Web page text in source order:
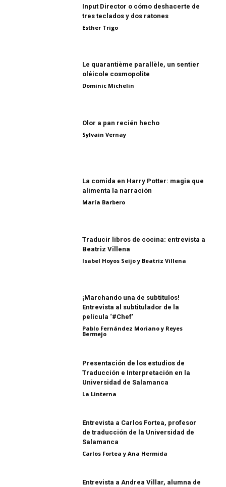
Input Director o cómo deshacerte de
tres teclados y dos ratones
Esther Trigo
Le quarantième parallèle, un sentier
oléicole cosmopolite
Dominic Michelin
Olor a pan recién hecho
Sylvain Vernay
La comida en Harry Potter: magia que
alimenta la narración
María Barbero
Traducir libros de cocina: entrevista a
Beatriz Villena
Isabel Hoyos Seijo y Beatriz Villena
¡Marchando una de subtítulos!
Entrevista al subtitulador de la
película ‘#Chef’
Pablo Fernández Moriano y Reyes
Bermejo
Presentación de los estudios de
Traducción e Interpretación en la
Universidad de Salamanca
La Linterna
Entrevista a Carlos Fortea, profesor
de traducción de la Universidad de
Salamanca
Carlos Fortea y Ana Hermida
Entrevista a Andrea Villar, alumna de